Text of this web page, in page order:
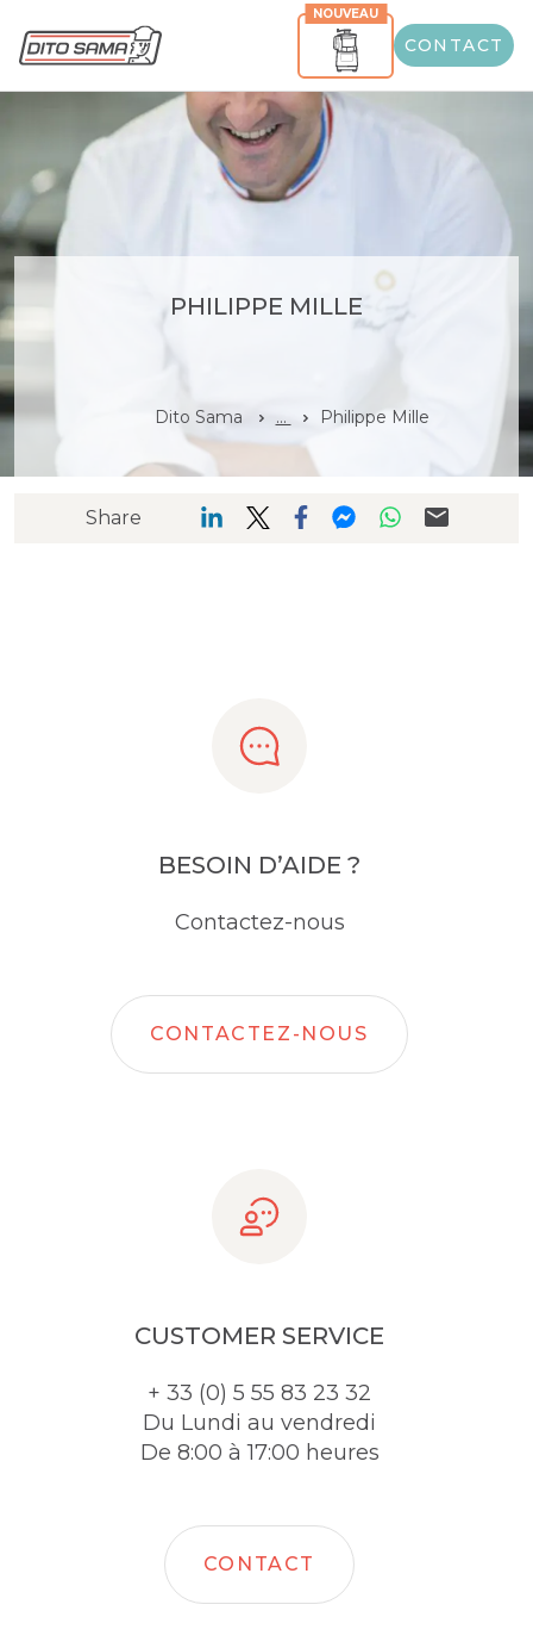
NOUVEAU
CONTACT
PHILIPPE MILLE
Dito Sama ... Philippe Mille
Share
BESOIN D’AIDE ?
Contactez-nous
CONTACTEZ-NOUS
CUSTOMER SERVICE
+ 33 (0) 5 55 83 23 32
Du Lundi au vendredi
De 8:00 à 17:00 heures
CONTACT